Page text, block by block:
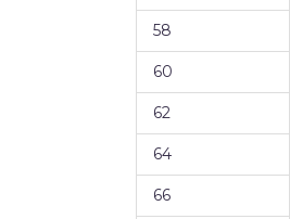
58
60
62
64
66